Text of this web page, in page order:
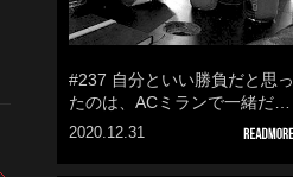
#237 自分といい勝負だと思っ
たのは、ACミランで一緒だ…
2020.12.31